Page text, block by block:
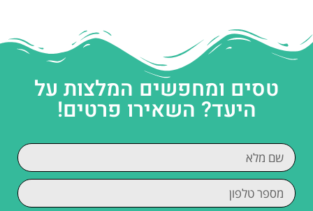
טסים ומחפשים המלצות על
היעד? השאירו פרטים!